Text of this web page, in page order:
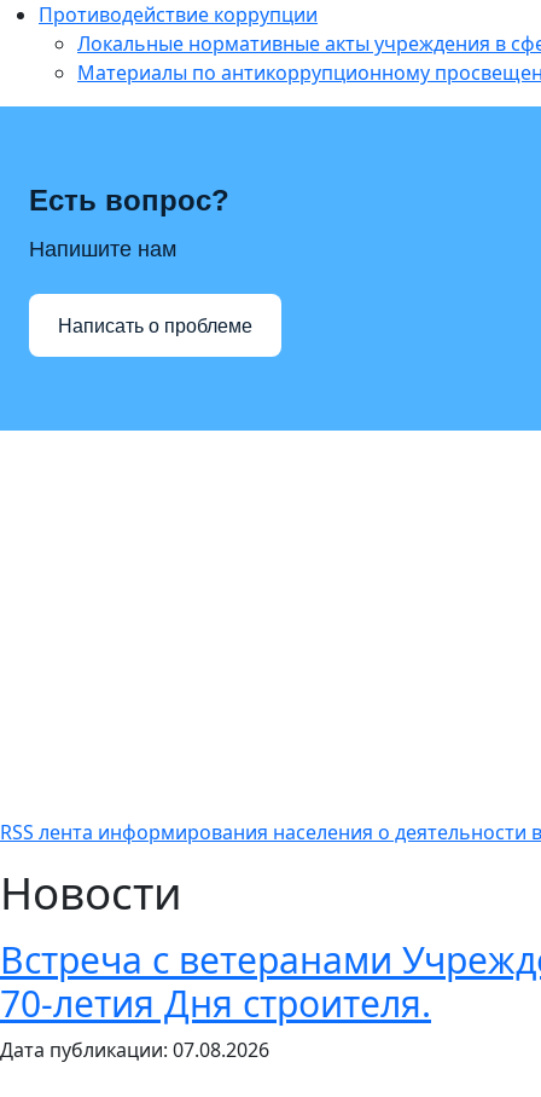
Противодействие коррупции
Локальные нормативные акты учреждения в
Материалы по антикоррупционному
Есть вопрос?
Напишите нам
Написать о проблеме
RSS лента информирования населения о деятельности
Новости
Встреча с ветеранами
70-летия Дня строителя.
Дата публикации: 07.08.2026